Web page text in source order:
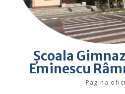
Şcoala
Eminescu
Pagina